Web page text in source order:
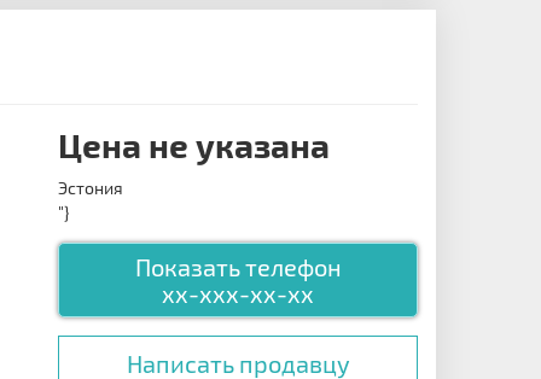
Цена не указана
Эстония
"}
Показать телефон
xx-xxx-xx-xx
Написать продавцу